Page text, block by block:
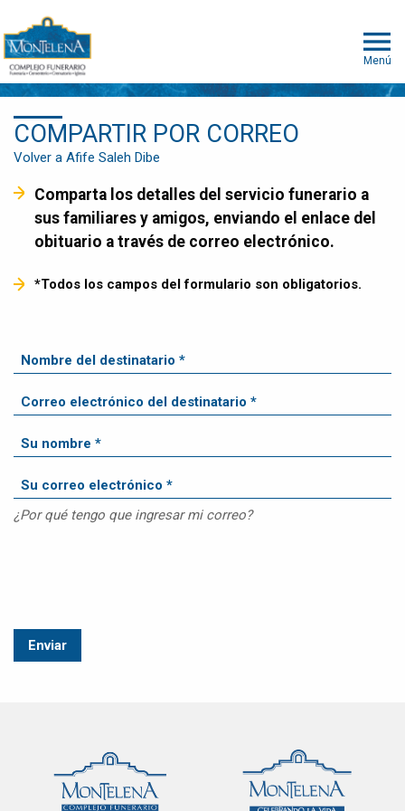
Menú
COMPARTIR POR CORREO
Volver a Afife Saleh Dibe
Comparta los detalles del servicio funerario a
sus familiares y amigos, enviando el enlace del
obituario a través de correo electrónico.
*Todos los campos del formulario son obligatorios.
¿Por qué tengo que ingresar mi correo?